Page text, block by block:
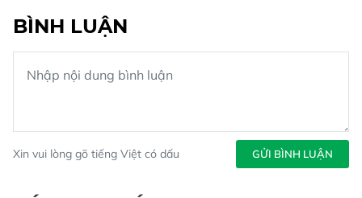
BÌNH LUẬN
Xin vui lòng gõ tiếng Việt có dấu GỬI BÌNH LUẬN